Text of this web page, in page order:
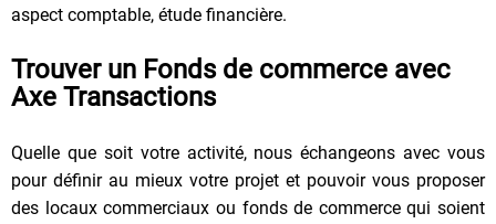
aspect comptable, étude financière.
Trouver un Fonds de commerce avec
Axe Transactions
Quelle que soit votre activité, nous échangeons avec vous
pour définir au mieux votre projet et pouvoir vous proposer
des locaux commerciaux ou fonds de commerce qui soient